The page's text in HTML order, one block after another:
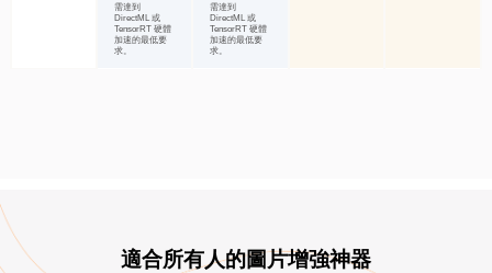
適合所有人的圖片增強神器